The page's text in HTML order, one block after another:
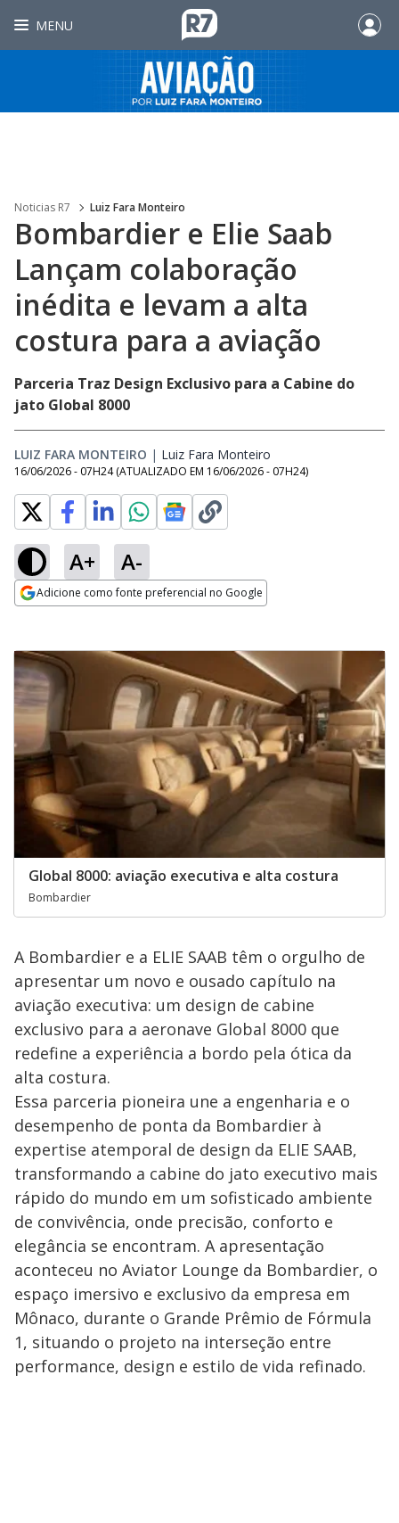
MENU
Noticias R7 Luiz Fara Monteiro
Bombardier e Elie Saab
Lançam colaboração
inédita e levam a alta
costura para a aviação
Parceria Traz Design Exclusivo para a Cabine do
jato Global 8000
LUIZ FARA MONTEIRO | Luiz Fara Monteiro
16/06/2026 - 07H24 (ATUALIZADO EM 16/06/2026 - 07H24)
A+ A-
Adicione como fonte preferencial no Google
Global 8000: aviação executiva e alta costura
Bombardier
A Bombardier e a ELIE SAAB têm o orgulho de
apresentar um novo e ousado capítulo na
aviação executiva: um design de cabine
exclusivo para a aeronave Global 8000 que
redefine a experiência a bordo pela ótica da
alta costura.
Essa parceria pioneira une a engenharia e o
desempenho de ponta da Bombardier à
expertise atemporal de design da ELIE SAAB,
transformando a cabine do jato executivo mais
rápido do mundo em um sofisticado ambiente
de convivência, onde precisão, conforto e
elegância se encontram. A apresentação
aconteceu no Aviator Lounge da Bombardier, o
espaço imersivo e exclusivo da empresa em
Mônaco, durante o Grande Prêmio de Fórmula
1, situando o projeto na interseção entre
performance, design e estilo de vida refinado.